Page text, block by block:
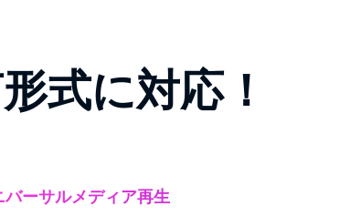
式に対応！
バーサルメディア再生